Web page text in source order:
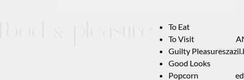
To Eat
To Visit
Guilty Pleasures
Good Looks
Popcorn